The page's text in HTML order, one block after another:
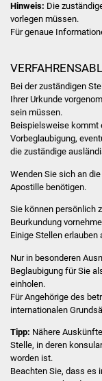
Hinweis: Die
vorlegen müssen.
Für genaue
Bei der zuständigen
Ihrer Urkunde
sein müssen.
Beispielsweise kommt
Vorbeglaubigung,
die zuständige
Wenden Sie sich an
Apostille benötigen.
Sie können persönlich
Beurkundung
Einige Stellen
Nur in besonderen
Beglaubigung für Sie
einholen.
Für Angehörige des
internationalen
Tipp: Nähere
Stelle, in deren
worden ist.
Beachten Sie, dass es